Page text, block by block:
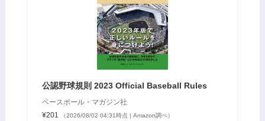
公認野球規則 2023 Official Baseball Rules
ベースボール・マガジン社
¥201
（2026/08/02 04:31時点 | Amazon調べ）